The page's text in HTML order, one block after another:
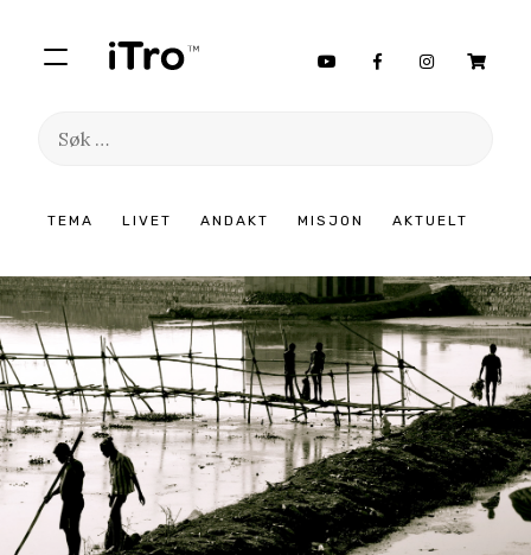
TEMA LIVET ANDAKT MISJON AKTUELT
Søk
innhold